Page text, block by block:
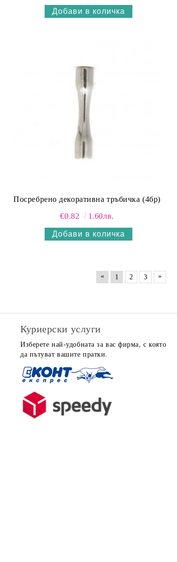
Посребрено декоративна тръбичка (4бр)
€0.82 1.60лв.
« 1 2 3 »
Куриерски услуги
Изберете най-удобната за вас фирма, с която
да пътуват вашите пратки.